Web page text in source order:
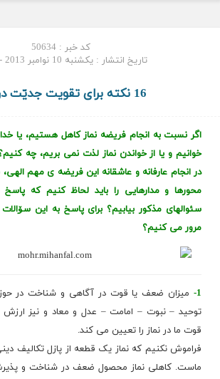
کد خبر : 50634
تاریخ انتشار : یکشنبه 10 نوامبر 2013 - 12:00
16 نکته برای تقویت جدیّت در نماز
اگر نسبت به انجام فریضه نماز کاهل هستیم، یا
خوانیم و یا از خواندن نماز لذت نمی بریم، چه
در انجام عارفانه و عاشقانه این فریضه ی مهم الهی،
محورها و مدارهایی را باید لحاظ کنیم که
سئوالهای مذکور بیابیم؟ برای پاسخ به این
مرور می کنیم؟
1-
میزان ضعف یا قوت در آگاهی و شناخت در
توحید – نبوت – امامت – عدل و معاد و نیز
قوت ما در نماز را تعیین می کند.
فراموش نکنیم که نماز یک قطعه از پازل تکالیف
ماست. کاهلی نماز محصول ضعف در شناخت و